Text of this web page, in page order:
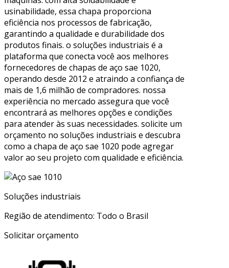
usinabilidade, essa chapa proporciona
eficiência nos processos de fabricação,
garantindo a qualidade e durabilidade dos
produtos finais. o soluções industriais é a
plataforma que conecta você aos melhores
fornecedores de chapas de aço sae 1020,
operando desde 2012 e atraindo a confiança de
mais de 1,6 milhão de compradores. nossa
experiência no mercado assegura que você
encontrará as melhores opções e condições
para atender às suas necessidades. solicite um
orçamento no soluções industriais e descubra
como a chapa de aço sae 1020 pode agregar
valor ao seu projeto com qualidade e eficiência.
Soluções industriais
Região de atendimento: Todo o Brasil
Solicitar orçamento